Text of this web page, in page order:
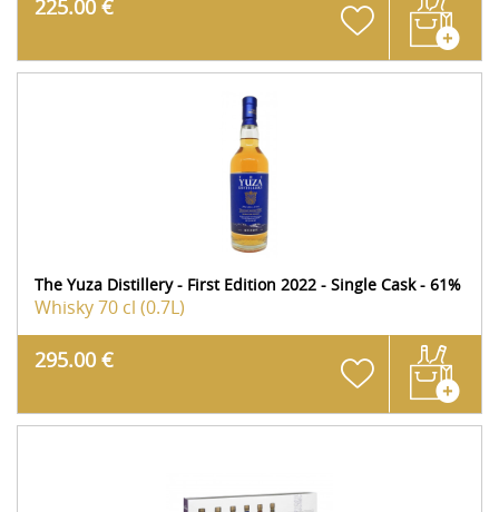
225.00 €
The Yuza Distillery - First Edition 2022 - Single Cask - 61%
Whisky70 cl (0.7L)
295.00 €